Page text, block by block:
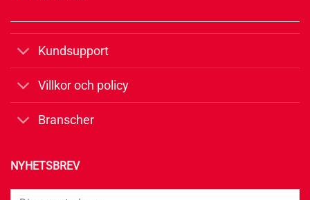
Kundsupport
Villkor och policy
Branscher
NYHETSBREV